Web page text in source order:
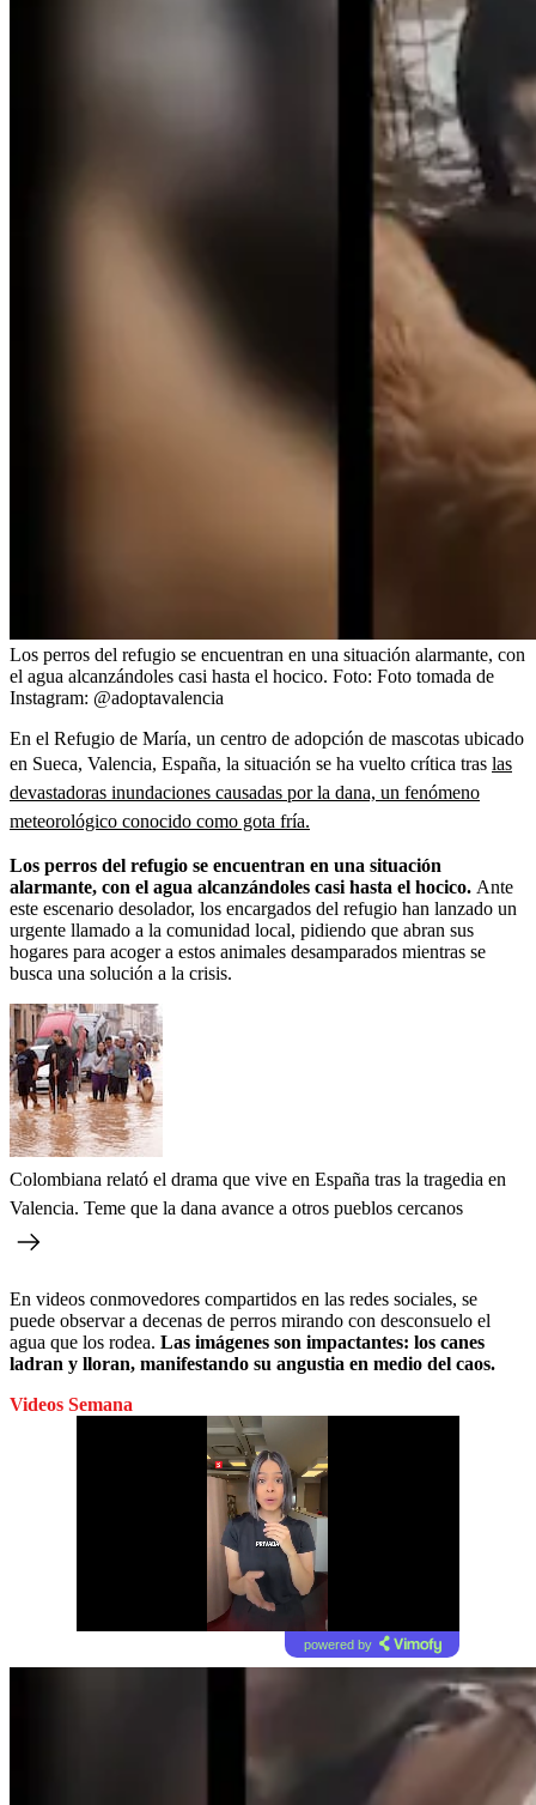
Los perros del refugio se encuentran en una situación alarmante, con
el agua alcanzándoles casi hasta el hocico. Foto: Foto tomada de
Instagram: @adoptavalencia
En el Refugio de María, un centro de adopción de mascotas ubicado
en Sueca, Valencia, España, la situación se ha vuelto crítica tras las
devastadoras inundaciones causadas por la dana, un fenómeno
meteorológico conocido como gota fría.
Los perros del refugio se encuentran en una situación
alarmante, con el agua alcanzándoles casi hasta el hocico. Ante
este escenario desolador, los encargados del refugio han lanzado un
urgente llamado a la comunidad local, pidiendo que abran sus
hogares para acoger a estos animales desamparados mientras se
busca una solución a la crisis.
Colombiana relató el drama que vive en España tras la tragedia en
Valencia. Teme que la dana avance a otros pueblos cercanos
En videos conmovedores compartidos en las redes sociales, se
puede observar a decenas de perros mirando con desconsuelo el
agua que los rodea. Las imágenes son impactantes: los canes
ladran y lloran, manifestando su angustia en medio del caos.
Videos Semana
powered by